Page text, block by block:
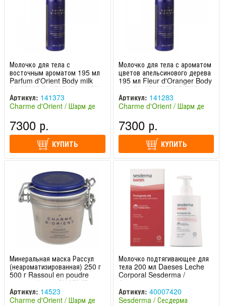
Молочко для тела с
восточным ароматом 195 мл
Parfum d'Orient Body milk
CHARME D'ORIENT / ШАРМ
ДЕ ОРИЕНТ
Артикул: 141373
Charme d'Orient / Шарм де
7300 р.
КУПИТЬ
Молочко для тела с ароматом
цветов апельсинового дерева
195 мл Fleur d'Oranger Body
milk CHARME D'ORIENT /
ШАРМ ДЕ ОРИЕНТ
Артикул: 141283
Charme d'Orient / Шарм де
7300 р.
КУПИТЬ
Минеральная маска Рассул
(неароматизированная) 250 г
500 г Rassoul en poudre
(non parfume) CHARME
D'ORIENT / ШАРМ ДЕ ОРИЕНТ
Артикул: 14523
Charme d'Orient / Шарм де
Молочко подтягивающее для
тела 200 мл Daeses Leche
Corporal Sesderma /
Сесдерма
Артикул: 40007420
Sesderma / Сесдерма